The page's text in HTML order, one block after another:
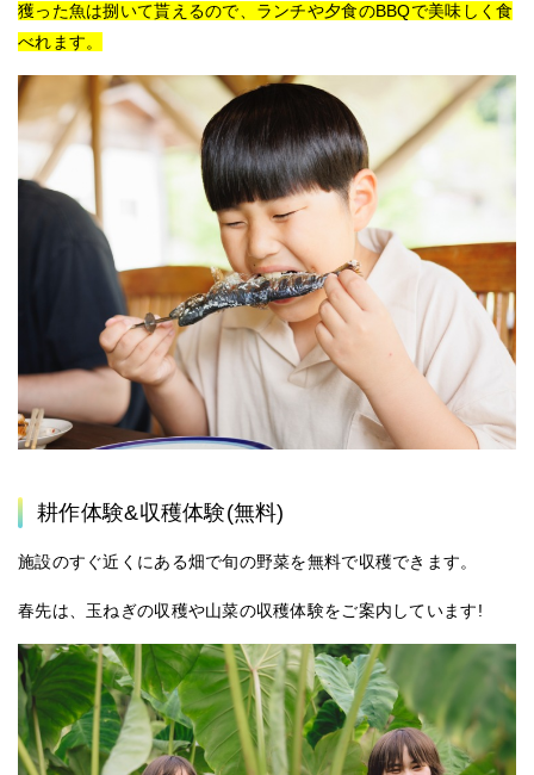
獲った魚は捌いて貰えるので、ランチや夕食のBBQで美味しく食
べれます。
耕作体験&収穫体験(無料)
施設のすぐ近くにある畑で旬の野菜を無料で収穫できます。
春先は、玉ねぎの収穫や山菜の収穫体験をご案内しています!